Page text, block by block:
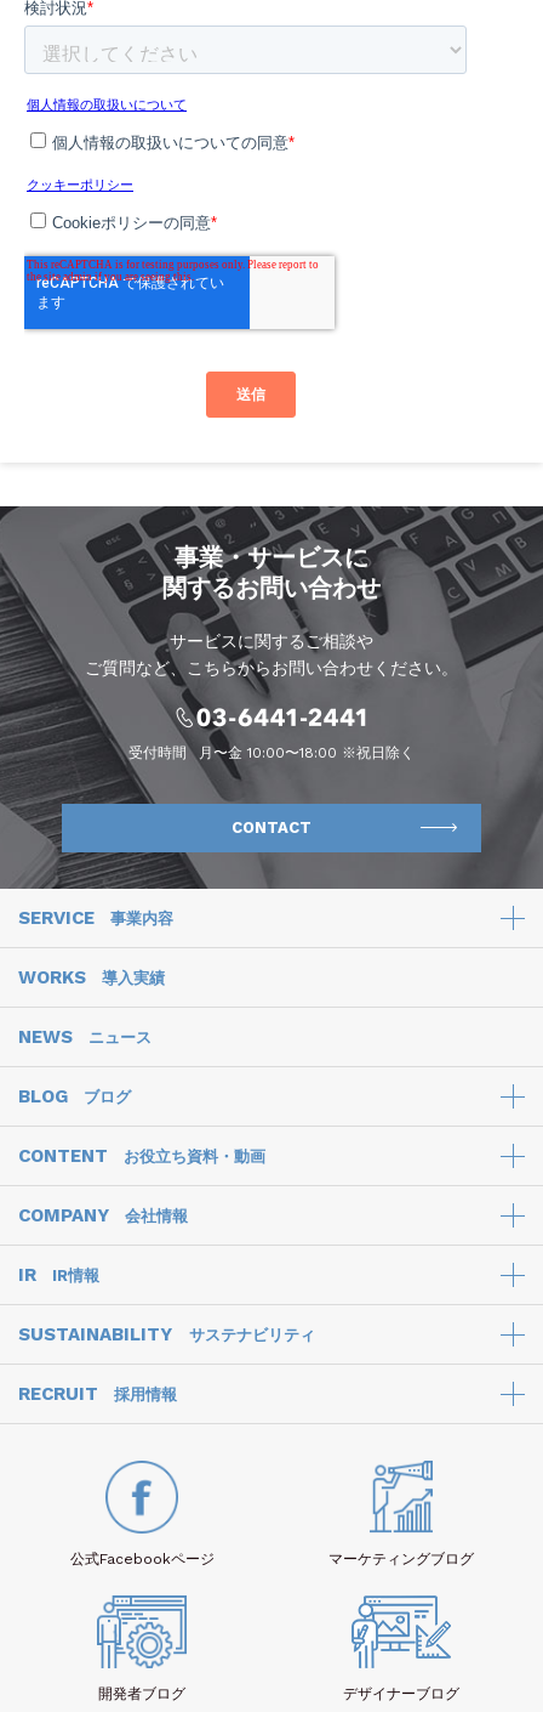
事業・サービスに
関するお問い合わせ
サービスに関するご相談や
ご質問など、こちらからお問い合わせください。
受付時間 月〜金 10:00〜18:00 ※祝日除く
CONTACT
SERVICE 事業内容
WORKS 導入実績
NEWS ニュース
BLOG ブログ
CONTENT お役立ち資料・動画
COMPANY 会社情報
IR IR情報
SUSTAINABILITY サステナビリティ
RECRUIT 採用情報
公式Facebookページ マーケティングブログ
開発者ブログ デザイナーブログ